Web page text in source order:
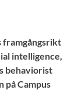
framgångsrikt
intelligence,
behaviorist
på Campus